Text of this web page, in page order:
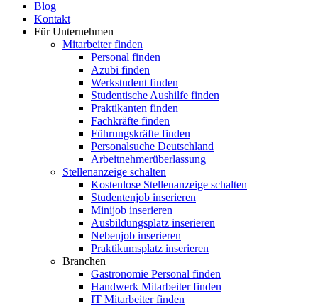
Blog
Kontakt
Für Unternehmen
Mitarbeiter finden
Personal finden
Azubi finden
Werkstudent finden
Studentische Aushilfe finden
Praktikanten finden
Fachkräfte finden
Führungskräfte finden
Personalsuche Deutschland
Arbeitnehmerüberlassung
Stellenanzeige schalten
Kostenlose Stellenanzeige schalten
Studentenjob inserieren
Minijob inserieren
Ausbildungsplatz inserieren
Nebenjob inserieren
Praktikumsplatz inserieren
Branchen
Gastronomie Personal finden
Handwerk Mitarbeiter finden
IT Mitarbeiter finden